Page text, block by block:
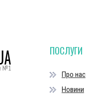
ПОСЛУГИ
Про нас
Новини